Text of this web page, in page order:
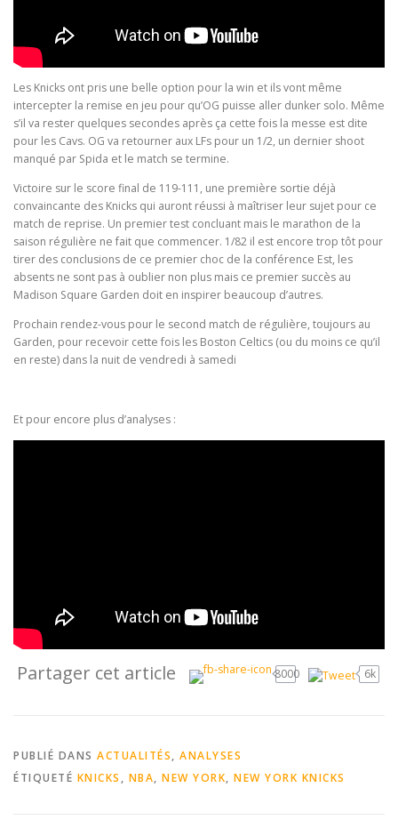
Les Knicks ont pris une belle option pour la win et ils vont même
intercepter la remise en jeu pour qu’OG puisse aller dunker solo. Même
s’il va rester quelques secondes après ça cette fois la messe est dite
pour les Cavs. OG va retourner aux LFs pour un 1/2, un dernier shoot
manqué par Spida et le match se termine.
Victoire sur le score final de 119-111, une première sortie déjà
convaincante des Knicks qui auront réussi à maîtriser leur sujet pour ce
match de reprise. Un premier test concluant mais le marathon de la
saison régulière ne fait que commencer. 1/82 il est encore trop tôt pour
tirer des conclusions de ce premier choc de la conférence Est, les
absents ne sont pas à oublier non plus mais ce premier succès au
Madison Square Garden doit en inspirer beaucoup d’autres.
Prochain rendez-vous pour le second match de régulière, toujours au
Garden, pour recevoir cette fois les Boston Celtics (ou du moins ce qu’il
en reste) dans la nuit de vendredi à samedi
Et pour encore plus d’analyses :
Partager cet article 8000 6k
PUBLIÉ DANS ACTUALITÉS, ANALYSES
ÉTIQUETÉ KNICKS , NBA, NEW YORK, NEW YORK KNICKS